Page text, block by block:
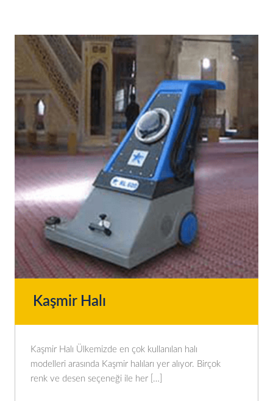
Kaşmir Halı
Kaşmir Halı Ülkemizde en çok kullanılan halı
modelleri arasında Kaşmir halıları yer alıyor. Birçok
renk ve desen seçeneği ile her […]